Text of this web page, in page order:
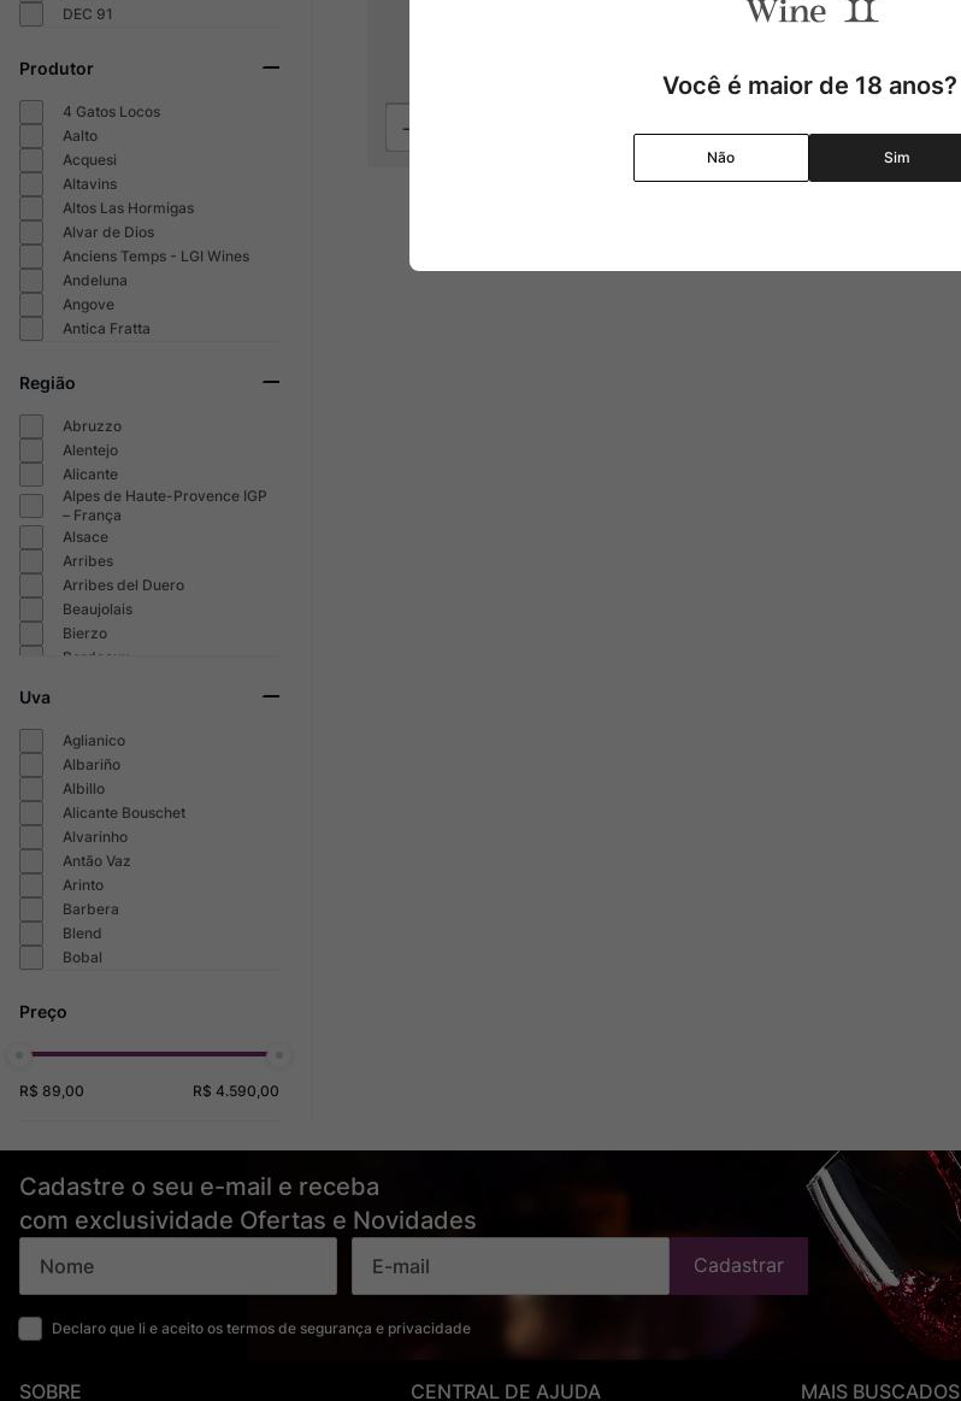
DEC 91
Produtor
4 Gatos Locos
Aalto
Acquesi
Altavins
Altos Las Hormigas
Alvar de Dios
Anciens Temps - LGI Wines
Andeluna
Angove
Antica Fratta
Região
Abruzzo
Alentejo
Alicante
Alpes de Haute-Provence IGP
– França
Alsace
Arribes
Arribes del Duero
Beaujolais
Bierzo
Bordeaux
Uva
Aglianico
Albariño
Albillo
Alicante Bouschet
Alvarinho
Antão Vaz
Arinto
Barbera
Blend
Bobal
R$ 89,00 R$ 4.590,00
R$ 236 ,00
Cadastre o seu e-mail e receba
com exclusividade Ofertas e Novidades
Declaro que li e aceito os termos de segurança e privacidade
Cadastrar
SOBRE CENTRAL DE AJUDA MAIS BUSCADOS
Você é maior de 18 anos?
Não Sim